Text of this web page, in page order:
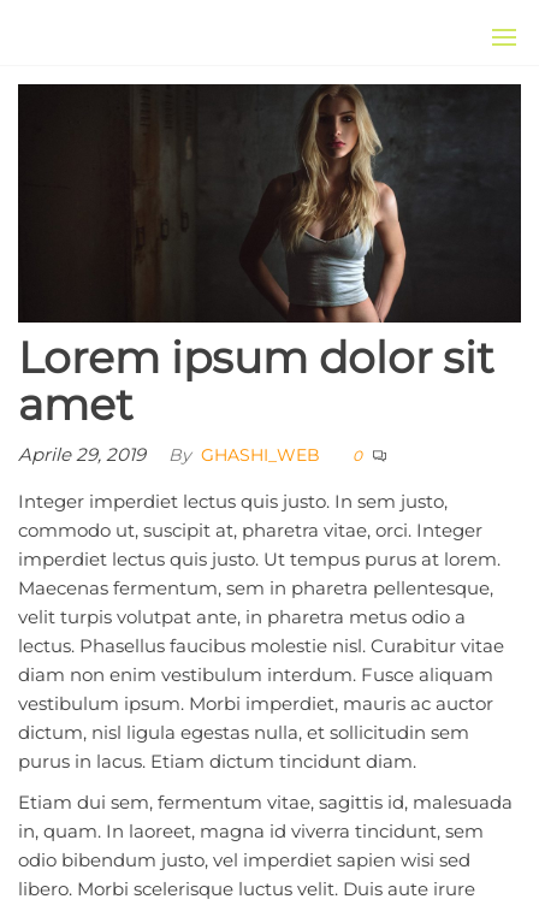
Lorem ipsum dolor sit
amet
Aprile 29, 2019 By GHASHI_WEB 0
Integer imperdiet lectus quis justo. In sem justo,
commodo ut, suscipit at, pharetra vitae, orci. Integer
imperdiet lectus quis justo. Ut tempus purus at lorem.
Maecenas fermentum, sem in pharetra pellentesque,
velit turpis volutpat ante, in pharetra metus odio a
lectus. Phasellus faucibus molestie nisl. Curabitur vitae
diam non enim vestibulum interdum. Fusce aliquam
vestibulum ipsum. Morbi imperdiet, mauris ac auctor
dictum, nisl ligula egestas nulla, et sollicitudin sem
purus in lacus. Etiam dictum tincidunt diam.
Etiam dui sem, fermentum vitae, sagittis id, malesuada
in, quam. In laoreet, magna id viverra tincidunt, sem
odio bibendum justo, vel imperdiet sapien wisi sed
libero. Morbi scelerisque luctus velit. Duis aute irure